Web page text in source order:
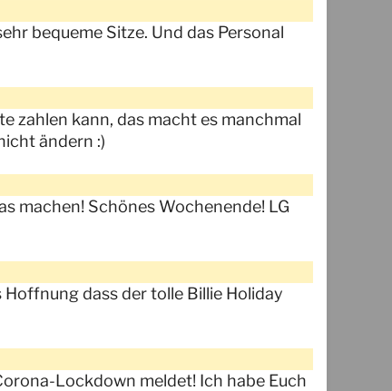
bequeme Sitze. Und das Personal
zahlen kann, das macht es manchmal
ändern :)
machen! Schönes Wochenende! LG
dass der tolle Billie Holiday
Lockdown meldet! Ich habe Euch